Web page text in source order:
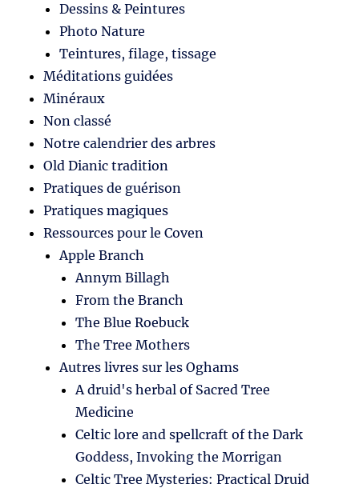
Dessins & Peintures
Photo Nature
Teintures, filage, tissage
Méditations guidées
Minéraux
Non classé
Notre calendrier des arbres
Old Dianic tradition
Pratiques de guérison
Pratiques magiques
Ressources pour le Coven
Apple Branch
Annym Billagh
From the Branch
The Blue Roebuck
The Tree Mothers
Autres livres sur les Oghams
A druid's herbal of Sacred Tree
Medicine
Celtic lore and spellcraft of the Dark
Goddess, Invoking the Morrigan
Celtic Tree Mysteries: Practical Druid